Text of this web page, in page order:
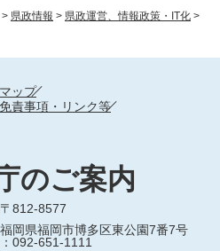
> 県政情報 > 県政運営、情報政策・IT化 >
ップ
免責事項・リンク等
のご案内
〒812-8577
福岡県福岡市博多区東公園7番7号
092-651-1111